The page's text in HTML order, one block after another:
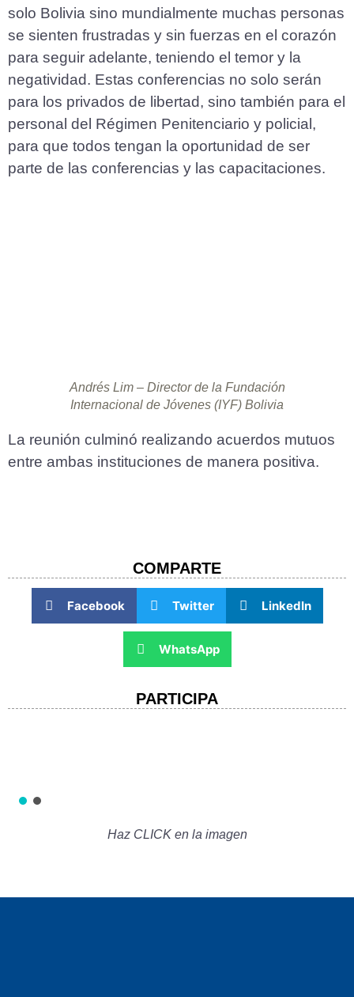
solo Bolivia sino mundialmente muchas personas
se sienten frustradas y sin fuerzas en el corazón
para seguir adelante, teniendo el temor y la
negatividad. Estas conferencias no solo serán
para los privados de libertad, sino también para el
personal del Régimen Penitenciario y policial,
para que todos tengan la oportunidad de ser
parte de las conferencias y las capacitaciones.
Andrés Lim – Director de la Fundación
Internacional de Jóvenes (IYF) Bolivia
La reunión culminó realizando acuerdos mutuos
entre ambas instituciones de manera positiva.
COMPARTE​
Facebook Twitter LinkedIn
WhatsApp
PARTICIPA
Haz CLICK en la imagen